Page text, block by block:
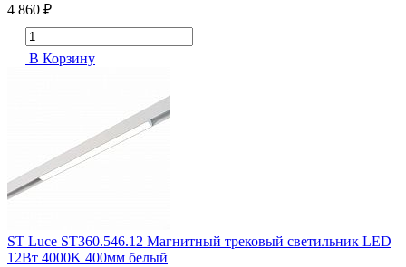
4 860 ₽
В Корзину
ST Luce ST360.546.12 Магнитный трековый светильник LED
12Вт 4000K 400мм белый